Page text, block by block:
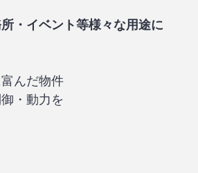
・イベント等様々な用途に
んだ物件
・動力を